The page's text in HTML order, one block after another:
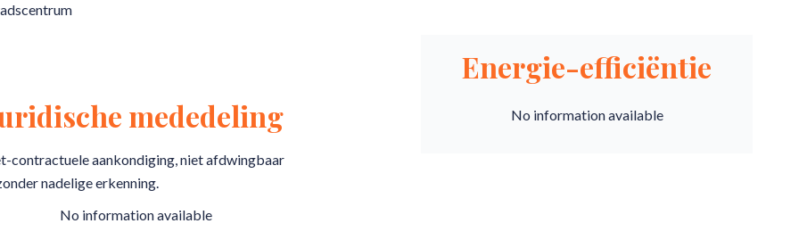
mededeling
contractuele aankondiging, niet afdwingbaar
nadelige erkenning.
No information available
Energie-efficiëntie
No information available